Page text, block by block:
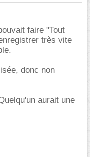
faire "Tout
très vite
donc non
aurait une